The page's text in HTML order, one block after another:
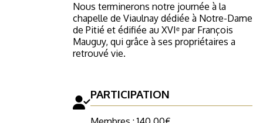
Nous terminerons notre journée à la
chapelle de Viaulnay dédiée à Notre-Dame
de Pitié et édifiée au XVIᵉ par François
Mauguy, qui grâce à ses propriétaires a
retrouvé vie.
PARTICIPATION